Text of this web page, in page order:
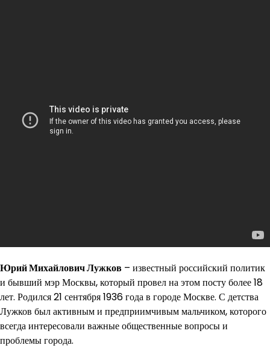
Юрий Михайлович Лужков – известный российский политик
и бывший мэр Москвы, который провел на этом посту более 18
лет. Родился 21 сентября 1936 года в городе Москве. С детства
Лужков был активным и предприимчивым мальчиком, которого
всегда интересовали важные общественные вопросы и
проблемы города.